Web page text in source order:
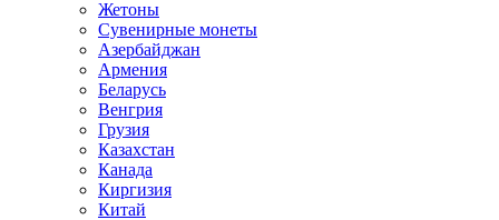
Жетоны
Сувенирные монеты
Азербайджан
Армения
Беларусь
Венгрия
Грузия
Казахстан
Канада
Киргизия
Китай